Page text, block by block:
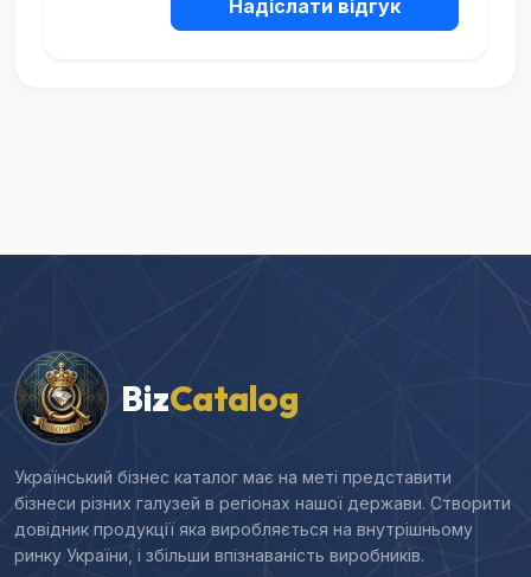
Надіслати відгук
BizCatalog
Український бізнес каталог має на меті представити
бізнеси різних галузей в регіонах нашої держави. Створити
довідник продукції яка виробляється на внутрішньому
ринку України, і збільши впізнаваність виробників.